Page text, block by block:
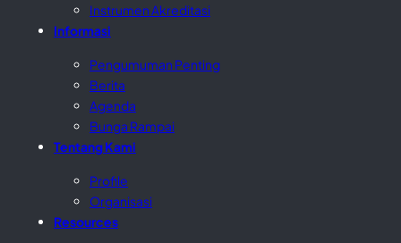
Instrumen Akreditasi
Informasi
Pengumuman Penting
Berita
Agenda
Bunga Rampai
Tentang Kami
Profile
Organisasi
Resources